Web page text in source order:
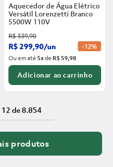
Aquecedor de Água Elétrico
Versátil Lorenzetti Branco
5500W 110V
R$339,90
R$299,90/un -12%
Ou em até5xde R$ 59,98
Adicionar ao carrinho
12 de 8.854